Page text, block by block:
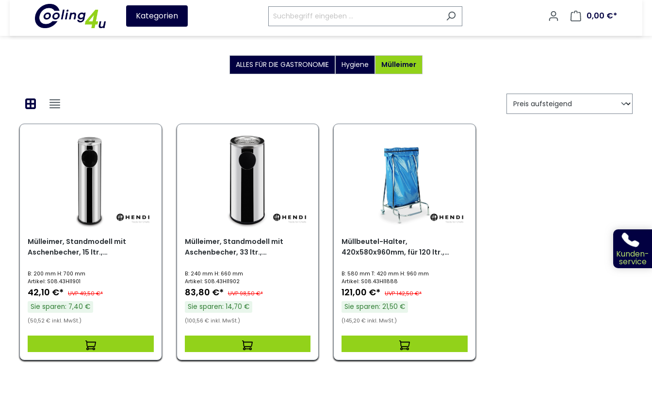
Kunden-
service
Kategorien 0,00 €*
ALLES FÜR DIE GASTRONOMIE Hygiene Mülleimer
Mülleimer, Standmodell mit
Aschenbecher, 15 ltr.,
B: 200 mm H: 700 mm
Artikel: S08.43HI1901
42,10 €* UVP 49,50 €*
Sie sparen: 7,40 €
(50,52 € inkl. MwSt.)
Mülleimer, Standmodell mit
Aschenbecher, 33 ltr.,
B: 240 mm H: 660 mm
Artikel: S08.43HI1902
83,80 €* UVP 98,50 €*
Sie sparen: 14,70 €
(100,56 € inkl. MwSt.)
Müllbeutel-Halter,
420x580x960mm, für 120 ltr.,
B: 580 mm T: 420 mm H: 960 mm
Artikel: S08.43HI1888
121,00 €* UVP 142,50 €*
Sie sparen: 21,50 €
(145,20 € inkl. MwSt.)